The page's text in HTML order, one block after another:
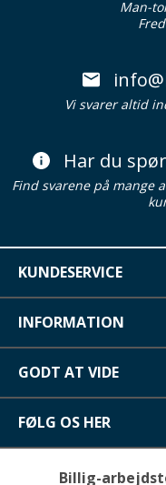
Man-
Vi svarer altid
Har du
Find svarene på mange
KUNDESERVICE
INFORMATION
GODT AT VIDE
FØLG OS HER
Billig-